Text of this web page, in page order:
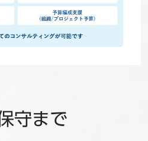
守まで